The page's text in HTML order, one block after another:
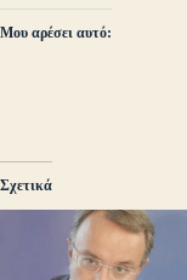
Μου αρέσει αυτό:
Σχετικά